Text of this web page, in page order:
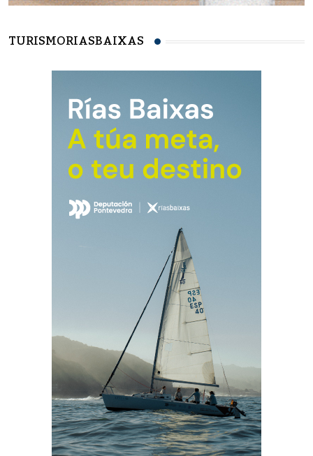
TURISMORIASBAIXAS